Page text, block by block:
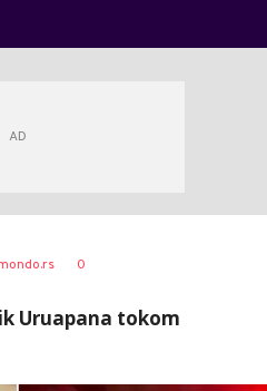
0
Uruapana tokom